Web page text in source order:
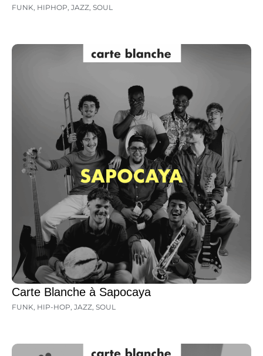
FUNK, HIPHOP, JAZZ, SOUL
Carte Blanche à Sapocaya
FUNK, HIP-HOP, JAZZ, SOUL